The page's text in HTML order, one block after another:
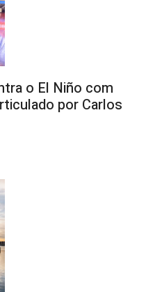
o El Niño com
por Carlos